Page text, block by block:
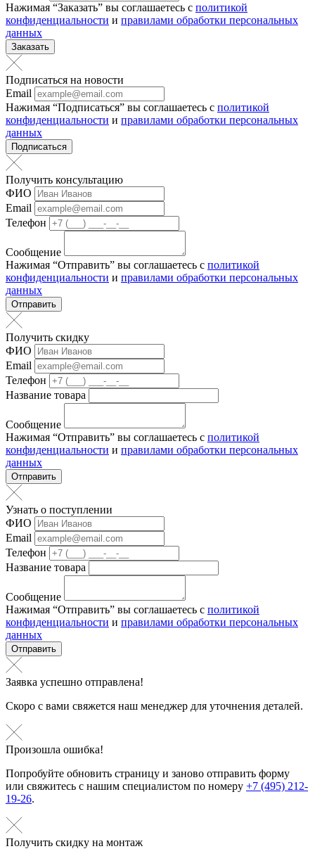
Нажимая “Заказать” вы соглашаетесь с политикой
конфиденциальности и правилами обработки персональных
данных
Заказать
Подписаться на новости
Email
Нажимая “Подписаться” вы соглашаетесь с политикой
конфиденциальности и правилами обработки персональных
данных
Подписаться
Получить консультацию
ФИО
Email
Телефон
Сообщение
Нажимая “Отправить” вы соглашаетесь с политикой
конфиденциальности и правилами обработки персональных
данных
Отправить
Получить скидку
ФИО
Email
Телефон
Название товара
Сообщение
Нажимая “Отправить” вы соглашаетесь с политикой
конфиденциальности и правилами обработки персональных
данных
Отправить
Узнать о поступлении
ФИО
Email
Телефон
Название товара
Сообщение
Нажимая “Отправить” вы соглашаетесь с политикой
конфиденциальности и правилами обработки персональных
данных
Отправить
Заявка успешно отправлена!
Скоро с вами свяжется наш менеджер для уточнения деталей.
Произошла ошибка!
Попробуйте обновить страницу и заново отправить форму
или свяжитесь с нашим специалистом по номеру +7 (495) 212-
19-26.
Получить скидку на монтаж